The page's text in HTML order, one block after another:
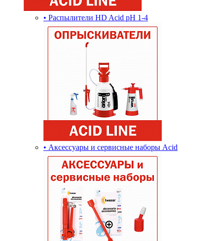
• Распылители HD Acid pH 1-4
• Аксессуары и сервисные наборы Acid